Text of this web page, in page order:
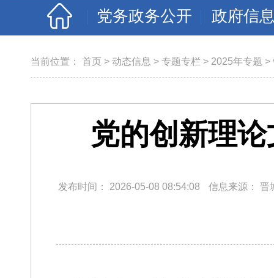
党务政务公开 政府信
当前位置： 首页 > 动态信息 > 专题专栏 > 2025年专题 >
党的创新理
发布时间： 2026-05-08 08:54:08 信息来源： 晋